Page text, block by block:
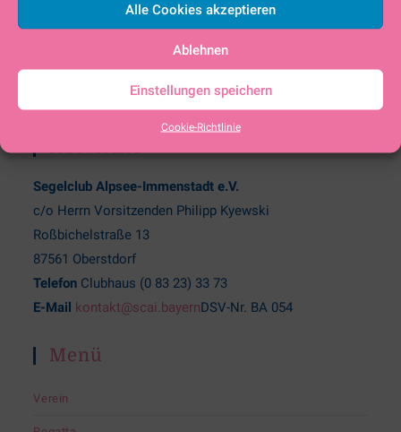
Alle Cookies akzeptieren
Ablehnen
Einstellungen speichern
Cookie-Richtlinie
KONTAKT
Segelclub Alpsee-Immenstadt e.V.
c/o Herrn Vorsitzenden Philipp Kyewski
Roßbichelstraße 13
87561 Oberstdorf
Telefon Clubhaus (0 83 23) 33 73
E-Mail kontakt@scai.bayernDSV-Nr. BA 054
Menü
Verein